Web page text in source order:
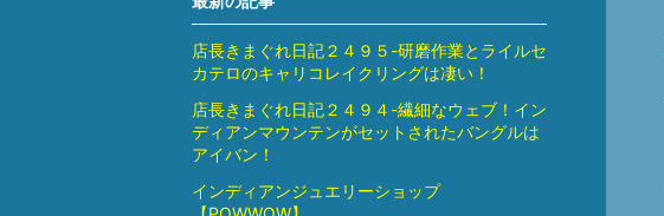
店長きまぐれ日記２４９５-研磨作業とライルセ
カテロのキャリコレイクリングは凄い！
店長きまぐれ日記２４９４-繊細なウェブ！イン
ディアンマウンテンがセットされたバングルは
アイバン！
インディアンジュエリーショップ